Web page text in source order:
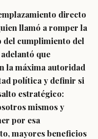
directo
llamó a romper la
cumplimiento del
que
la máxima autoridad
política y definir si
estratégico:
mismos y
por esa
mayores beneficios